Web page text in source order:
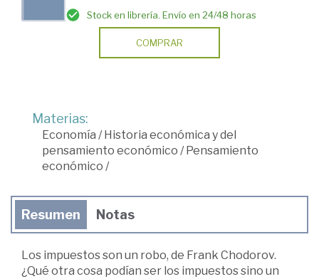
Stock en librería. Envío en 24/48 horas
COMPRAR
Materias:
Economía / Historia económica y del
pensamiento económico / Pensamiento
económico /
Resumen Notas
Los impuestos son un robo, de Frank Chodorov.
¿Qué otra cosa podían ser los impuestos sino un